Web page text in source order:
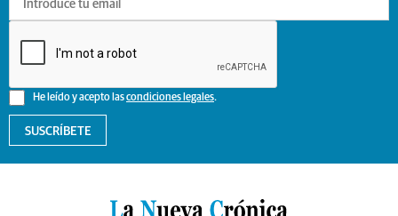
He leído y acepto lascondiciones legales.
SUSCRÍBETE